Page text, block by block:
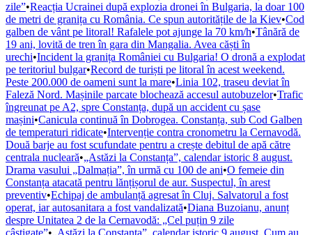
zile”•Reacția Ucrainei după explozia dronei în Bulgaria, la doar 100
de metri de granița cu România. Ce spun autoritățile de la Kiev•Cod
galben de vânt pe litoral! Rafalele pot ajunge la 70 km/h•Tânără de
19 ani, lovită de tren în gara din Mangalia. Avea căști în
urechi•Incident la granița României cu Bulgaria! O dronă a explodat
pe teritoriul bulgar•Record de turiști pe litoral în acest weekend.
Peste 200.000 de oameni sunt la mare•Linia 102, traseu deviat în
Faleză Nord. Mașinile parcate blochează accesul autobuzelor•Trafic
îngreunat pe A2, spre Constanța, după un accident cu șase
mașini•Canicula continuă în Dobrogea. Constanța, sub Cod Galben
de temperaturi ridicate•Intervenție contra cronometru la Cernavodă.
Două barje au fost scufundate pentru a crește debitul de apă către
centrala nucleară•„Astăzi la Constanța”, calendar istoric 8 august.
Drama vasului „Dalmația”, în urmă cu 100 de ani•O femeie din
Constanța atacată pentru lănțișorul de aur. Suspectul, în arest
preventiv•Echipaj de ambulanță agresat în Cluj. Salvatorul a fost
operat, iar autosanitara a fost vandalizată•Diana Buzoianu, anunț
despre Unitatea 2 de la Cernavodă: „Cel puțin 9 zile
câștigate”•„Astăzi la Constanța”, calendar istoric 9 august. Cum au